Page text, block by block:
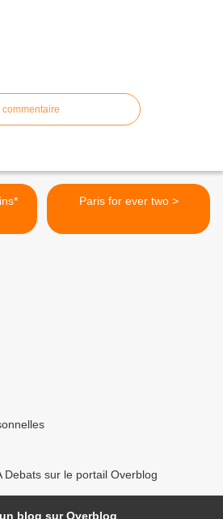
Paris for ever two >
Debats sur le portail Overblog
blog sur Overblog